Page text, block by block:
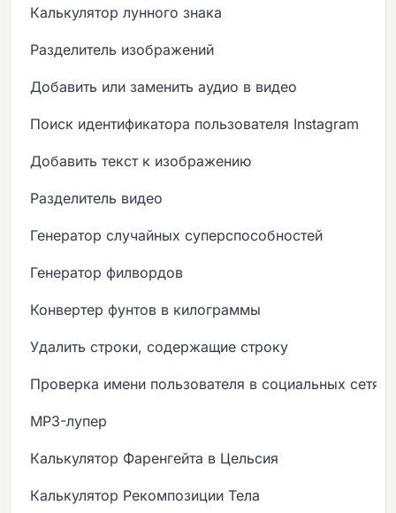
Калькулятор лунного знака
Разделитель изображений
Добавить или заменить аудио в видео
Поиск идентификатора пользователя Instagram
Добавить текст к изображению
Разделитель видео
Генератор случайных суперспособностей
Генератор филвордов
Конвертер фунтов в килограммы
Удалить строки, содержащие строку
Проверка имени пользователя в социальных сетях
MP3-лупер
Калькулятор Фаренгейта в Цельсия
Калькулятор Рекомпозиции Тела